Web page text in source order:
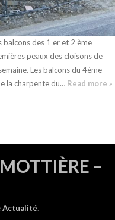
des 1 er et 2 ème
peaux des cloisons de
Les balcons du 4ème
la charpente du… Read more »
–
Actualité.
à Morzine, mais les